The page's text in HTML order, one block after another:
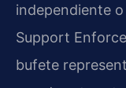
independiente
Support
bufete